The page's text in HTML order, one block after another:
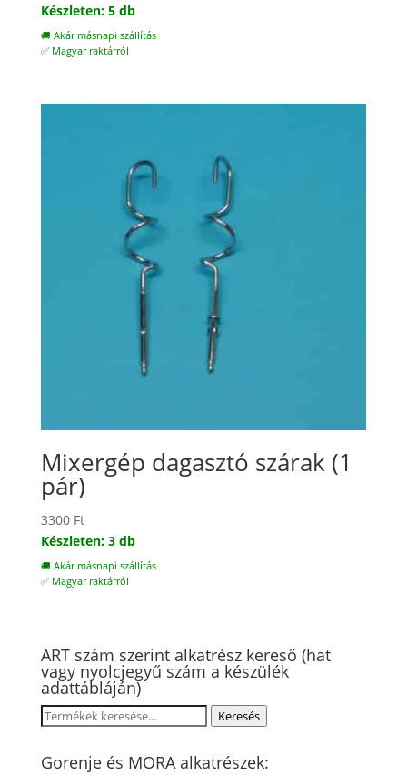
Készleten: 5 db
🚚 Akár másnapi szállítás
✅ Magyar raktárról
Mixergép dagasztó szárak (1
pár)
3300 Ft
Készleten: 3 db
🚚 Akár másnapi szállítás
✅ Magyar raktárról
ART szám szerint alkatrész kereső (hat
vagy nyolcjegyű szám a készülék
adattábláján)
Keresés
következőre:
Keresés
Gorenje és MORA alkatrészek: